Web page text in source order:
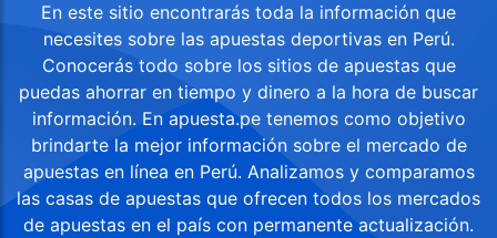
En este sitio encontrarás toda la información que
necesites sobre las apuestas deportivas en Perú.
Conocerás todo sobre los sitios de apuestas que
puedas ahorrar en tiempo y dinero a la hora de buscar
información. En apuesta.pe tenemos como objetivo
brindarte la mejor información sobre el mercado de
apuestas en línea en Perú. Analizamos y comparamos
las casas de apuestas que ofrecen todos los mercados
de apuestas en el país con permanente actualización.